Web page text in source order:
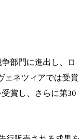
部門に進出し、ロ
ェネツィアでは受賞
賞し、さらに第30